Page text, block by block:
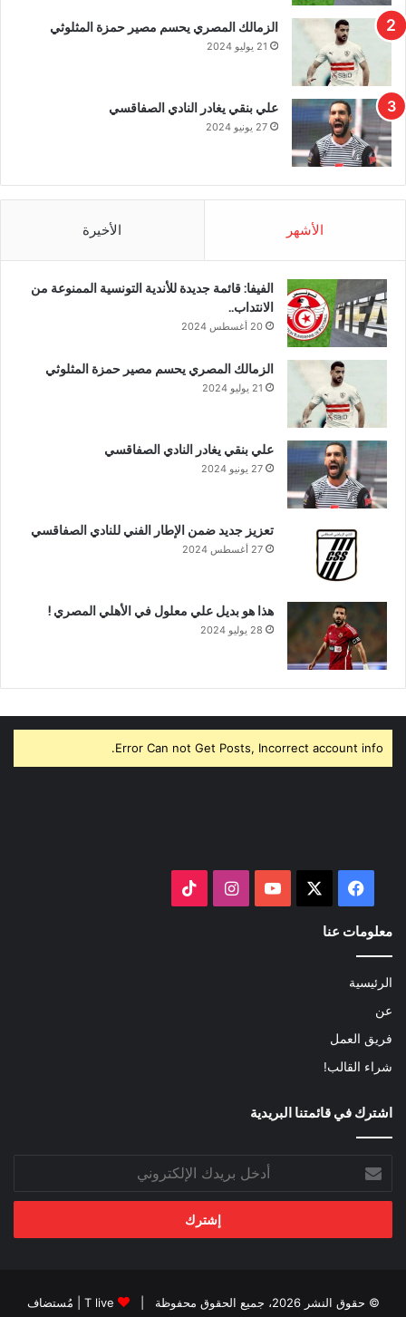
الزمالك المصري يحسم مصير حمزة المثلوثي
21 يوليو 2024
علي بنقي يغادر النادي الصفاقسي
27 يونيو 2024
الأشهر الأخيرة
الفيفا: قائمة جديدة للأندية التونسية الممنوعة من
الانتداب..
20 أغسطس 2024
الزمالك المصري يحسم مصير حمزة المثلوثي
21 يوليو 2024
علي بنقي يغادر النادي الصفاقسي
27 يونيو 2024
تعزيز جديد ضمن الإطار الفني للنادي الصفاقسي
27 أغسطس 2024
هذا هو بديل علي معلول في الأهلي المصري !
28 يوليو 2024
Error Can not Get Posts, Incorrect account info.
فيسبوك ‫YouTubeانستقرام
معلومات عنا
الرئيسية
عن
فريق العمل
شراء القالب!
اشترك في قائمتنا البريدية
بريدك
الإلكتروني
© حقوق النشر 2026، جميع الحقوق محفوظة | T live | مُستضاف